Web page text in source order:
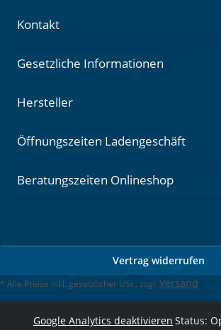
Kontakt
Gesetzliche Informationen
Hersteller
Öffnungszeiten Ladengeschäft
Beratungszeiten Onlineshop
Vertrag widerrufen
* Alle Preise inkl. gesetzlicher USt., zzgl. Versand
Google Analytics deaktivieren Status: